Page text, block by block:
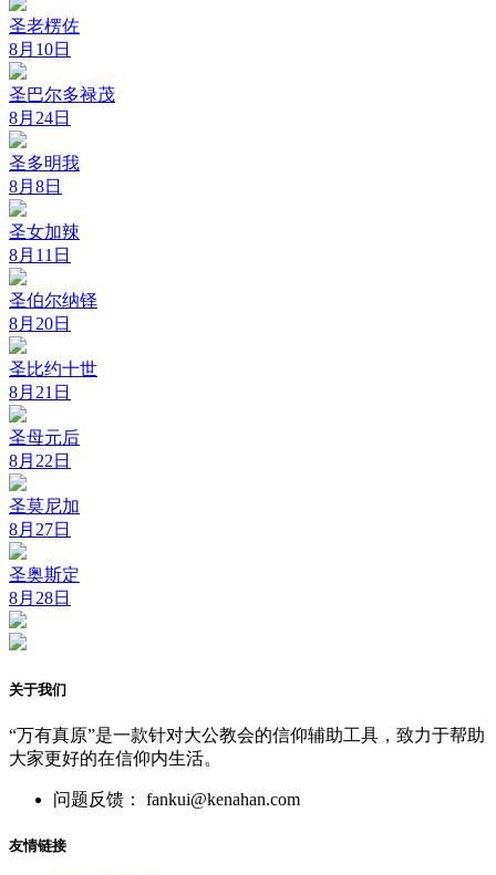
圣老楞佐
8月10日
圣巴尔多禄茂
8月24日
圣多明我
8月8日
圣女加辣
8月11日
圣伯尔纳铎
8月20日
圣比约十世
8月21日
圣母元后
8月22日
圣莫尼加
8月27日
圣奥斯定
8月28日
关于我们
“万有真原”是一款针对大公教会的信仰辅助工具，致力于帮助
大家更好的在信仰内生活。
问题反馈： fankui@kenahan.com
友情链接